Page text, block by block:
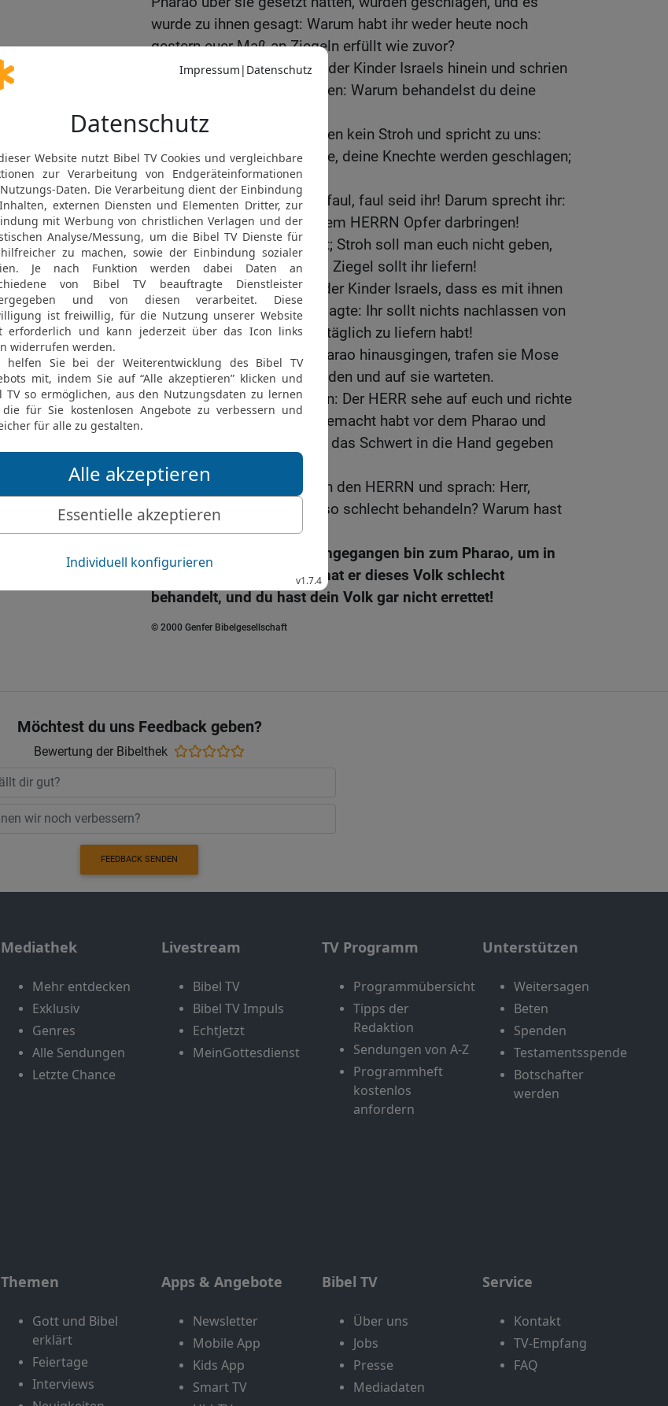
wurde zu ihnen gesagt: Warum habt ihr weder heute noch
gestern euer Maß an Ziegeln erfüllt wie zuvor?
Da gingen die Aufseher der Kinder Israels hinein und schrien
zu dem Pharao und sprachen: Warum behandelst du deine
Knechte so?
16 Man gibt deinen Knechten kein Stroh und spricht zu uns:
Macht die Ziegel! Und siehe, deine Knechte werden geschlagen;
dein Volk versündigt sich!
Er aber sprach: Ihr seid faul, faul seid ihr! Darum sprecht ihr:
Wir wollen hingehen und dem HERRN Opfer darbringen!
18 So geht nun hin, arbeitet; Stroh soll man euch nicht geben,
aber die bestimmte Anzahl Ziegel sollt ihr liefern!
19 Da sahen die Aufseher der Kinder Israels, dass es mit ihnen
schlimm stand, weil man sagte: Ihr sollt nichts nachlassen von
der Zahl der Ziegel, die ihr täglich zu liefern habt!
Und als sie von dem Pharao hinausgingen, trafen sie Mose
und Aaron an, die dort standen und auf sie warteten.
21 Da sprachen sie zu ihnen: Der HERR sehe auf euch und richte
es, dass ihr uns verhasst gemacht habt vor dem Pharao und
seinen Knechten und ihnen das Schwert in die Hand gegeben
habt, um uns zu töten!
22 Da wandte sich Mose an den HERRN und sprach: Herr,
warum lässt du dein Volk so schlecht behandeln? Warum hast
du mich hergesandt?
Denn seitdem ich hineingegangen bin zum Pharao, um in
deinem Namen zu reden, hat er dieses Volk schlecht
behandelt, und du hast dein Volk gar nicht errettet!
© 2000 Genfer Bibelgesellschaft
Möchtest du uns Feedback geben?
Bewertung der Bibelthek
FEEDBACK SENDEN
Mediathek
Mehr entdecken
Exklusiv
Genres
Alle Sendungen
Letzte Chance
Livestream
Bibel TV
Bibel TV Impuls
EchtJetzt
MeinGottesdienst
TV Programm
Programmübersicht
Tipps der
Redaktion
Sendungen von A-Z
Programmheft
kostenlos
anfordern
Unterstützen
Weitersagen
Beten
Spenden
Testamentsspende
Botschafter
werden
Themen
Gott und Bibel
erklärt
Feiertage
Interviews
Apps & Angebote
Newsletter
Mobile App
Kids App
Smart TV
Bibel TV
Über uns
Jobs
Presse
Mediadaten
Service
Kontakt
TV-Empfang
FAQ